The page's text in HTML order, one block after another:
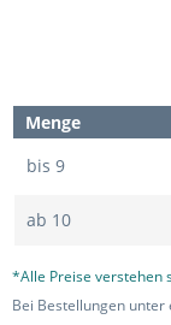
Menge
bis 9
ab 10
*Alle Preise verstehen
Bei Bestellungen